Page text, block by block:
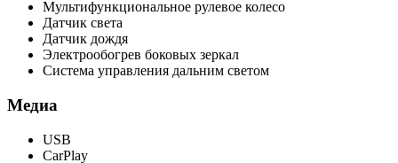
Мультифункциональное рулевое колесо
Датчик света
Датчик дождя
Электрообогрев боковых зеркал
Система управления дальним светом
Медиа
USB
CarPlay